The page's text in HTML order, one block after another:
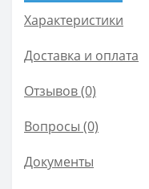
Характеристики
Доставка и оплата
Отзывов (0)
Вопросы (0)
Документы